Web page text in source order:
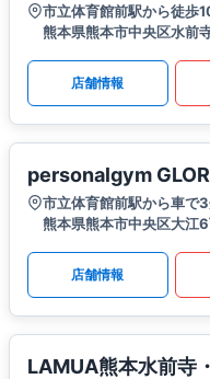
市立体育館前駅から徒歩
熊本県熊本市中央区水前
店舗情報
personalgym
市立体育館前駅から車で
熊本県熊本市中央区大
店舗情報
LAMUA熊本水前寺